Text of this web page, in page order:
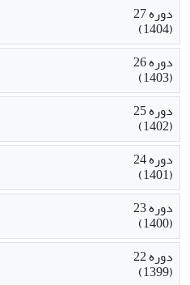
دوره 27
(1404)
دوره 26
(1403)
دوره 25
(1402)
دوره 24
(1401)
دوره 23
(1400)
دوره 22
(1399)